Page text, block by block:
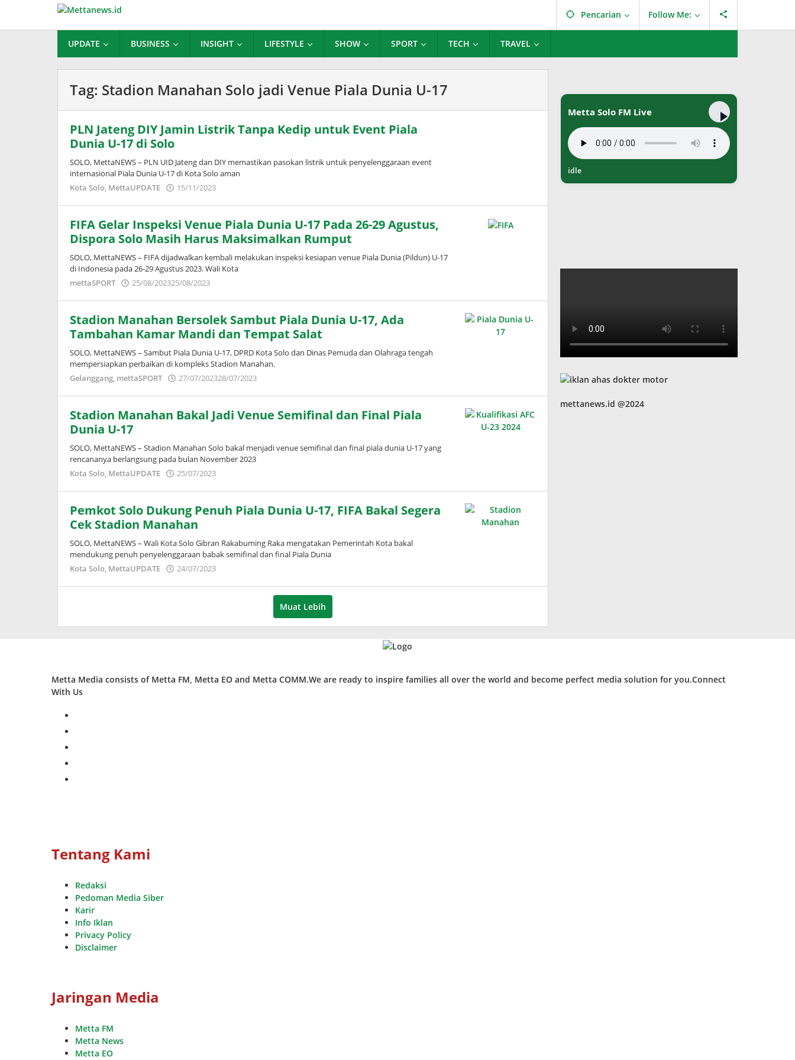
konten
Pencarian Follow Me:
UPDATE BUSINESS INSIGHT LIFESTYLE SHOW SPORT TECH TRAVEL
Tag: Stadion Manahan Solo jadi Venue Piala Dunia U-17
PLN Jateng DIY Jamin Listrik Tanpa Kedip untuk Event Piala
Dunia U-17 di Solo
SOLO, MettaNEWS – PLN UID Jateng dan DIY memastikan pasokan listrik untuk penyelenggaraan event
internasional Piala Dunia U-17 di Kota Solo aman
Kota Solo, MettaUPDATE 15/11/2023
FIFA Gelar Inspeksi Venue Piala Dunia U-17 Pada 26-29 Agustus,
Dispora Solo Masih Harus Maksimalkan Rumput
SOLO, MettaNEWS – FIFA dijadwalkan kembali melakukan inspeksi kesiapan venue Piala Dunia (Pildun) U-17
di Indonesia pada 26-29 Agustus 2023. Wali Kota
mettaSPORT
25/08/202325/08/2023
Wardani
Stadion Manahan Bersolek Sambut Piala Dunia U-17, Ada
Tambahan Kamar Mandi dan Tempat Salat
SOLO, MettaNEWS – Sambut Piala Dunia U-17, DPRD Kota Solo dan Dinas Pemuda dan Olahraga tengah
mempersiapkan perbaikan di kompleks Stadion Manahan.
Gelanggang, mettaSPORT 27/07/202328/07/2023
Wardani
Stadion Manahan Bakal Jadi Venue Semifinal dan Final Piala
Dunia U-17
SOLO, MettaNEWS – Stadion Manahan Solo bakal menjadi venue semifinal dan final piala dunia U-17 yang
rencananya berlangsung pada bulan November 2023
Kota Solo, MettaUPDATE 25/07/2023
Wardani
Pemkot Solo Dukung Penuh Piala Dunia U-17, FIFA Bakal Segera
Cek Stadion Manahan
SOLO, MettaNEWS – Wali Kota Solo Gibran Rakabuming Raka mengatakan Pemerintah Kota bakal
mendukung penuh penyelenggaraan babak semifinal dan final Piala Dunia
Kota Solo, MettaUPDATE 24/07/2023
Wardani
Muat Lebih
Metta Solo FM Live
idle
mettanews.id @2024
Metta Media consists of Metta FM, Metta EO and Metta COMM.We are ready to inspire families all over the world and become perfect media solution for you.Connect
With Us
Tentang Kami
Redaksi
Pedoman Media Siber
Karir
Info Iklan
Privacy Policy
Disclaimer
Jaringan Media
Metta FM
Metta News
Metta EO